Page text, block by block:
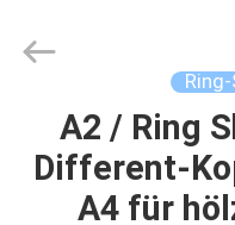
HAUS
PRODUKTE
License.
A2 / Ring
Different-
A4 für